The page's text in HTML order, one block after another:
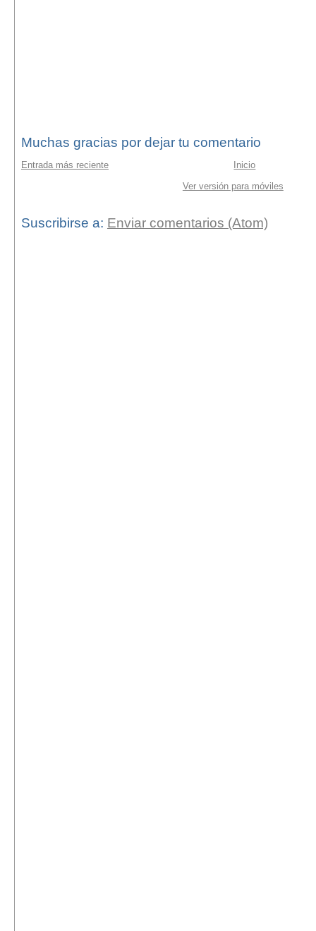
Muchas gracias por dejar tu comentario
Entrada más reciente
Inicio
Ver versión para móviles
Suscribirse a: Enviar comentarios (Atom)